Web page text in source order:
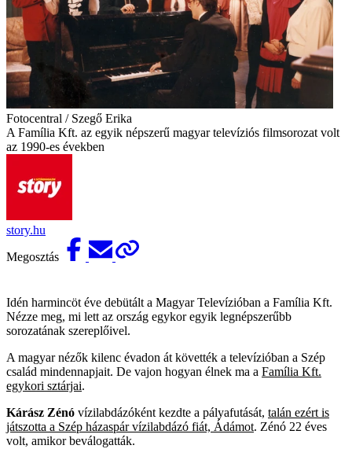
Fotocentral / Szegő Erika
A Família Kft. az egyik népszerű magyar televíziós filmsorozat volt
az 1990-es években
story.hu
Megosztás
Idén harmincöt éve debütált a Magyar Televízióban a Família Kft.
Nézze meg, mi lett az ország egykor egyik legnépszerűbb
sorozatának szereplőivel.
A magyar nézők kilenc évadon át követték a televízióban a Szép
család mindennapjait. De vajon hogyan élnek ma a Família Kft.
egykori sztárjai.
Kárász Zénó vízilabdázóként kezdte a pályafutását, talán ezért is
játszotta a Szép házaspár vízilabdázó fiát, Ádámot. Zénó 22 éves
volt, amikor beválogatták.